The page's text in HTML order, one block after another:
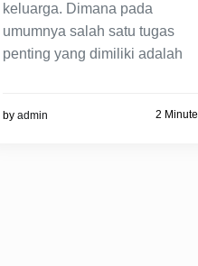
keluarga. Dimana pada
umumnya salah satu tugas
penting yang dimiliki adalah
by admin 2 Minute